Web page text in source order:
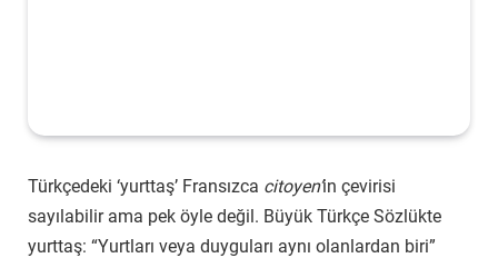
Türkçedeki ‘yurttaş’ Fransızca citoyen’in çevirisi
sayılabilir ama pek öyle değil. Büyük Türkçe Sözlükte
yurttaş: “Yurtları veya duyguları aynı olanlardan biri”